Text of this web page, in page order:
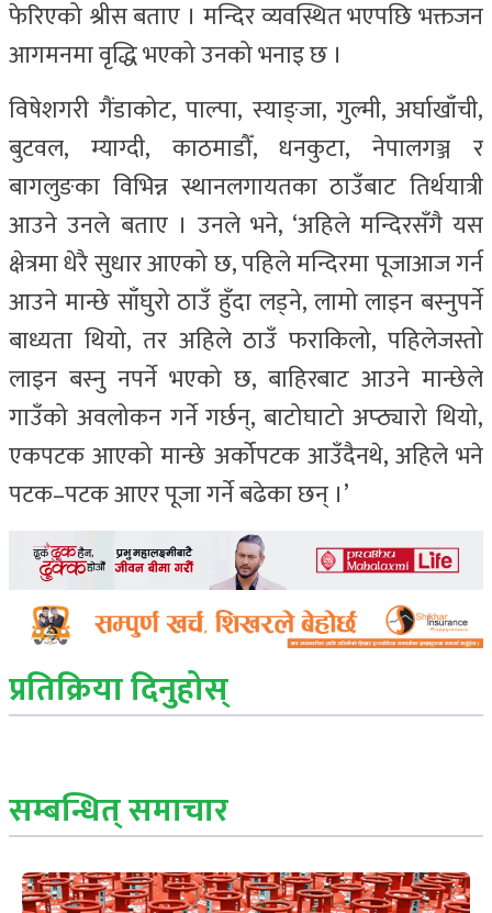
फेरिएको श्रीस बताए । मन्दिर व्यवस्थित भएपछि भक्तजन
आगमनमा वृद्धि भएको उनको भनाइ छ ।
विषेशगरी गैंडाकोट, पाल्पा, स्याङ्जा, गुल्मी, अर्घाखाँची,
बुटवल, म्याग्दी, काठमाडौँ, धनकुटा, नेपालगञ्ज र
बागलुङका विभिन्न स्थानलगायतका ठाउँबाट तिर्थयात्री
आउने उनले बताए । उनले भने, ‘अहिले मन्दिरसँगै यस
क्षेत्रमा धेरै सुधार आएको छ, पहिले मन्दिरमा पूजाआज गर्न
आउने मान्छे साँघुरो ठाउँ हुँदा लड्ने, लामो लाइन बस्नुपर्ने
बाध्यता थियो, तर अहिले ठाउँ फराकिलो, पहिलेजस्तो
लाइन बस्नु नपर्ने भएको छ, बाहिरबाट आउने मान्छेले
गाउँको अवलोकन गर्ने गर्छन्, बाटोघाटो अप्ठ्यारो थियो,
एकपटक आएको मान्छे अर्कोपटक आउँदैनथे, अहिले भने
पटक–पटक आएर पूजा गर्ने बढेका छन् ।’
प्रतिक्रिया दिनुहोस्
सम्बन्धित् समाचार